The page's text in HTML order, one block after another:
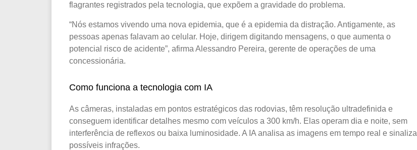
flagrantes registrados pela tecnologia, que expõem a gravidade do problema.
“Nós estamos vivendo uma nova epidemia, que é a epidemia da distração. Antigamente, as
pessoas apenas falavam ao celular. Hoje, dirigem digitando mensagens, o que aumenta o
potencial risco de acidente”, afirma Alessandro Pereira, gerente de operações de uma
concessionária.
Como funciona a tecnologia com IA
As câmeras, instaladas em pontos estratégicos das rodovias, têm resolução ultradefinida e
conseguem identificar detalhes mesmo com veículos a 300 km/h. Elas operam dia e noite, sem
interferência de reflexos ou baixa luminosidade. A IA analisa as imagens em tempo real e sinaliza
possíveis infrações.